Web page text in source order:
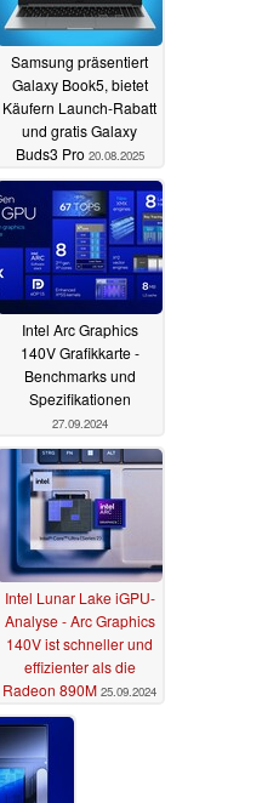
Samsung präsentiert
Galaxy Book5, bietet
Käufern Launch-Rabatt
und gratis Galaxy
Buds3 Pro 20.08.2025
Intel Arc Graphics
140V Grafikkarte -
Benchmarks und
Spezifikationen
27.09.2024
Intel Lunar Lake iGPU-
Analyse - Arc Graphics
140V ist schneller und
effizienter als die
Radeon 890M 25.09.2024